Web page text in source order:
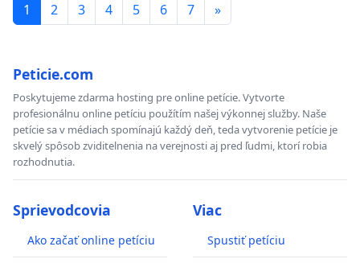
1 2 3 4 5 6 7 »
Peticie.com
Poskytujeme zdarma hosting pre online petície. Vytvorte
profesionálnu online petíciu použítím našej výkonnej služby. Naše
petície sa v médiach spomínajú každý deň, teda vytvorenie petície je
skvelý spôsob zviditelnenia na verejnosti aj pred ľudmi, ktorí robia
rozhodnutia.
Sprievodcovia
Ako začať online petíciu
Viac
Spustiť petíciu